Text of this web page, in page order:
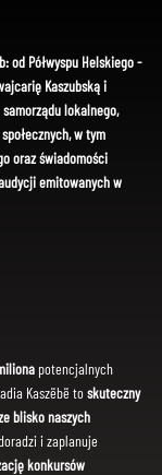
od Półwyspu Helskiego -
Kaszubską i
lokalnego,
w tym
oraz świadomości
emitowanych w
potencjalnych
Kaszëbë toskuteczny
blisko naszych
i zaplanuje
konkursów